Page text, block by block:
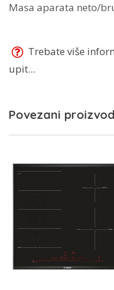
Masa aparata neto/
Trebate više
upit...
Povezani